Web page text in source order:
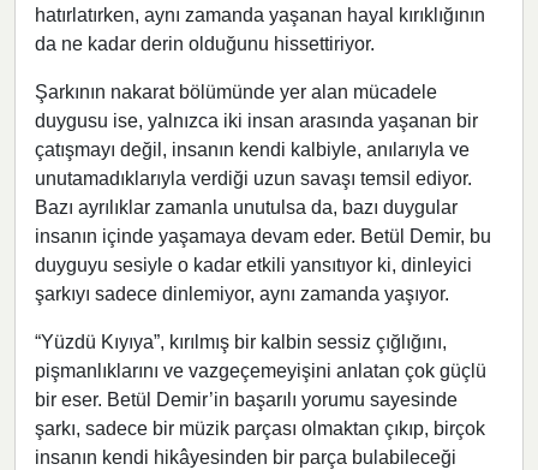
hatırlatırken, aynı zamanda yaşanan hayal kırıklığının
da ne kadar derin olduğunu hissettiriyor.
Şarkının nakarat bölümünde yer alan mücadele
duygusu ise, yalnızca iki insan arasında yaşanan bir
çatışmayı değil, insanın kendi kalbiyle, anılarıyla ve
unutamadıklarıyla verdiği uzun savaşı temsil ediyor.
Bazı ayrılıklar zamanla unutulsa da, bazı duygular
insanın içinde yaşamaya devam eder. Betül Demir, bu
duyguyu sesiyle o kadar etkili yansıtıyor ki, dinleyici
şarkıyı sadece dinlemiyor, aynı zamanda yaşıyor.
“Yüzdü Kıyıya”, kırılmış bir kalbin sessiz çığlığını,
pişmanlıklarını ve vazgeçemeyişini anlatan çok güçlü
bir eser. Betül Demir’in başarılı yorumu sayesinde
şarkı, sadece bir müzik parçası olmaktan çıkıp, birçok
insanın kendi hikâyesinden bir parça bulabileceği